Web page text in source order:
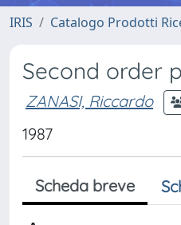
IRIS Catalogo Prodotti
Second order
ZANASI, Riccardo
1987
Scheda breve